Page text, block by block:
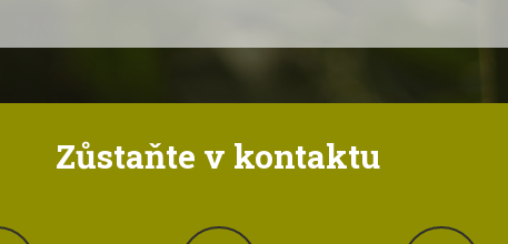
Zůstaňte v kontaktu